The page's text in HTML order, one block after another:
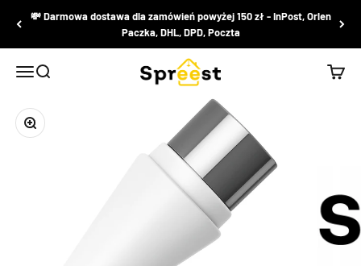
Przejdź do treści
💸 Darmowa dostawa dla zamówień powyżej 150 zł - InPost, Orlen
Paczka, DHL, DPD, Poczta
MenuSzukaj Spreest
Przybliż